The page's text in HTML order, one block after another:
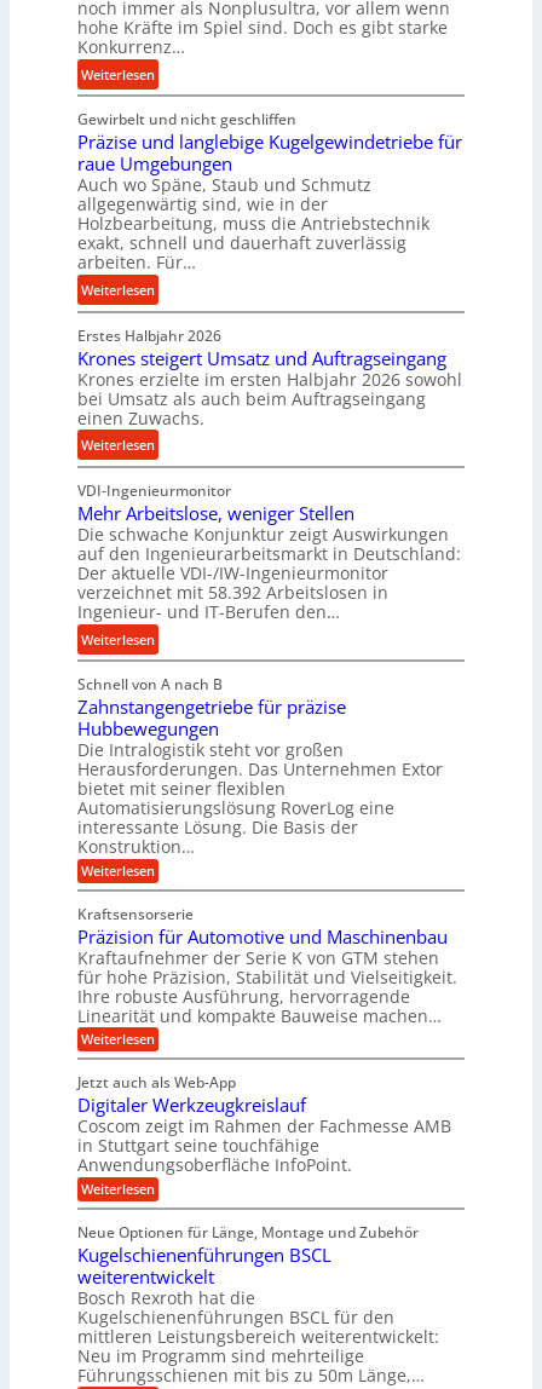
m
a
n
c
b
e
i
m
D
r
ü
c
k
p
r
o
z
e
s
noch immer als Nonplusultra, vor allem wenn
hohe Kräfte im Spiel sind. Doch es gibt starke
Konkurrenz…
Weiterlesen:
K
u
g
e
l
g
e
w
i
n
e
t
r
i
b
u
n
d
H
y
d
r
a
l
i
k
i
m
V
e
r
g
e
c
h
Gewirbelt und nicht geschliffen
Präzise und langlebige Kugelgewindetriebe für
raue Umgebungen
Auch wo Späne, Staub und Schmutz
allgegenwärtig sind, wie in der
Holzbearbeitung, muss die Antriebstechnik
exakt, schnell und dauerhaft zuverlässig
arbeiten. Für…
Weiterlesen:
P
r
ä
z
i
s
e
u
n
d
l
a
n
g
e
b
i
g
e
K
u
g
e
l
g
e
w
i
n
d
e
t
i
e
b
e
f
ü
r
r
a
u
e
U
m
Erstes Halbjahr 2026
Krones steigert Umsatz und Auftragseingang
Krones erzielte im ersten Halbjahr 2026 sowohl
bei Umsatz als auch beim Auftragseingang
einen Zuwachs.
Weiterlesen:
K
r
o
n
e
s
s
t
e
e
r
t
U
m
s
a
t
u
n
d
A
u
f
t
r
a
g
s
e
i
g
a
n
g
VDI-Ingenieurmonitor
Mehr Arbeitslose, weniger Stellen
Die schwache Konjunktur zeigt Auswirkungen
auf den Ingenieurarbeitsmarkt in Deutschland:
Der aktuelle VDI-/IW-Ingenieurmonitor
verzeichnet mit 58.392 Arbeitslosen in
Ingenieur- und IT-Berufen den…
Weiterlesen:
M
e
h
r
A
r
b
e
i
t
s
l
o
s
e
,
w
e
n
i
g
e
r
S
t
e
l
l
e
n
Schnell von A nach B
Zahnstangengetriebe für präzise
Hubbewegungen
Die Intralogistik steht vor großen
Herausforderungen. Das Unternehmen Extor
bietet mit seiner flexiblen
Automatisierungslösung RoverLog eine
interessante Lösung. Die Basis der
Konstruktion…
Weiterlesen:
Z
h
n
s
t
a
n
g
e
n
e
t
r
i
e
b
e
f
r
p
r
ä
z
i
s
e
H
Kraftsensorserie
Präzision für Automotive und Maschinenbau
Kraftaufnehmer der Serie K von GTM stehen
für hohe Präzision, Stabilität und Vielseitigkeit.
Ihre robuste Ausführung, hervorragende
Linearität und kompakte Bauweise machen…
Weiterlesen:
P
ä
z
i
s
i
o
n
f
r
A
u
t
o
m
o
t
i
Jetzt auch als Web-App
Digitaler Werkzeugkreislauf
Coscom zeigt im Rahmen der Fachmesse AMB
in Stuttgart seine touchfähige
Anwendungsoberfläche InfoPoint.
Weiterlesen:
D
g
i
t
a
l
e
r
W
e
Neue Optionen für Länge, Montage und Zubehör
Kugelschienenführungen BSCL
weiterentwickelt
Bosch Rexroth hat die
Kugelschienenführungen BSCL für den
mittleren Leistungsbereich weiterentwickelt:
Neu im Programm sind mehrteilige
Führungsschienen mit bis zu 50m Länge,…